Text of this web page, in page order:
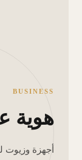
BUSINESS
هوية
أجهزة وزيوت